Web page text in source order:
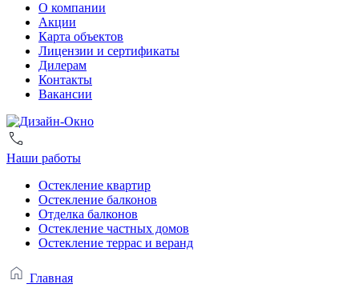
О компании
Акции
Карта объектов
Лицензии и сертификаты
Дилерам
Контакты
Вакансии
Наши работы
Остекление квартир
Остекление балконов
Отделка балконов
Остекление частных домов
Остекление террас и веранд
Главная